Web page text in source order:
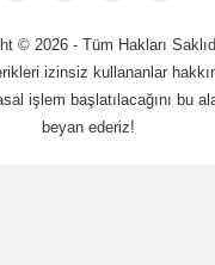
© 2026 - Tüm Hakları
izinsiz kullananlar
işlem başlatılacağını bu
beyan ederiz!